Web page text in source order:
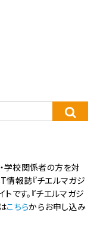
学校関係者の方を対
情報誌『チエルマガジ
です。『チエルマガジ
こちらからお申し込み